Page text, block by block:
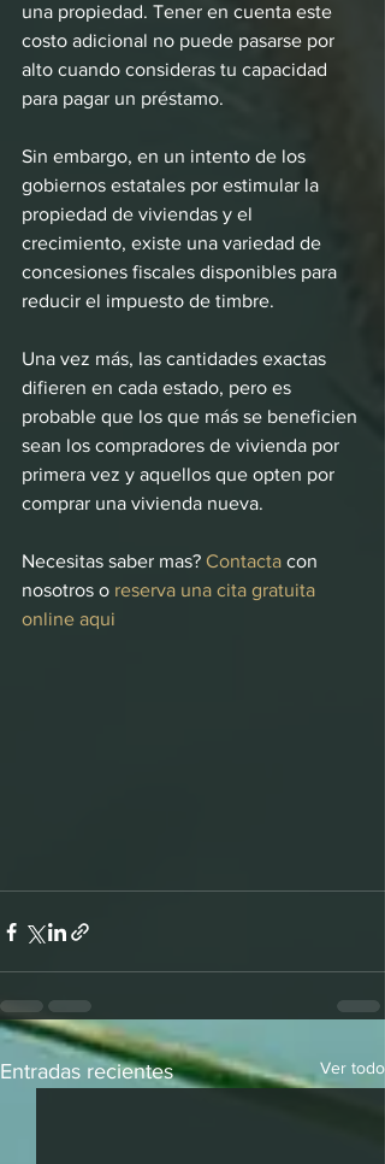
una propiedad. Tener en cuenta este
costo adicional no puede pasarse por
alto cuando consideras tu capacidad
para pagar un préstamo.
Sin embargo, en un intento de los
gobiernos estatales por estimular la
propiedad de viviendas y el
crecimiento, existe una variedad de
concesiones fiscales disponibles para
reducir el impuesto de timbre.
Una vez más, las cantidades exactas
difieren en cada estado, pero es
probable que los que más se beneficien
sean los compradores de vivienda por
primera vez y aquellos que opten por
comprar una vivienda nueva.
Necesitas saber mas? Contacta con
nosotros o reserva una cita gratuita
online aqui
Entradas recientes Ver todo